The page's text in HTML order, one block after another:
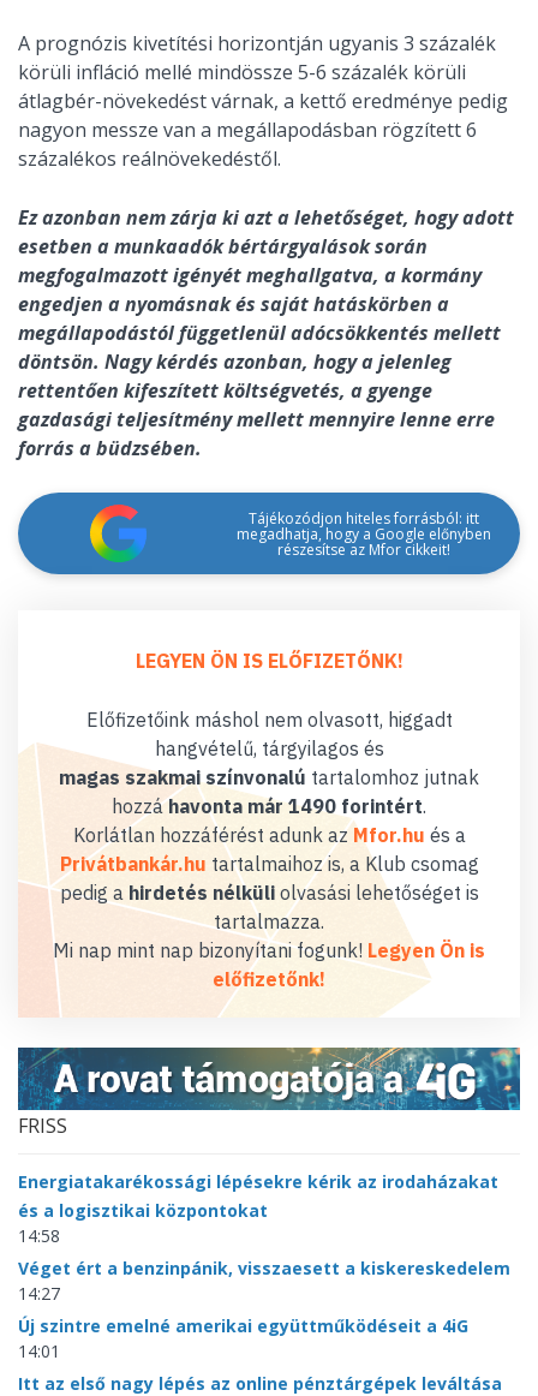
A prognózis kivetítési horizontján ugyanis 3 százalék
körüli infláció mellé mindössze 5-6 százalék körüli
átlagbér-növekedést várnak, a kettő eredménye pedig
nagyon messze van a megállapodásban rögzített 6
százalékos reálnövekedéstől.
Ez azonban nem zárja ki azt a lehetőséget, hogy adott
esetben a munkaadók bértárgyalások során
megfogalmazott igényét meghallgatva, a kormány
engedjen a nyomásnak és saját hatáskörben a
megállapodástól függetlenül adócsökkentés mellett
döntsön. Nagy kérdés azonban, hogy a jelenleg
rettentően kifeszített költségvetés, a gyenge
gazdasági teljesítmény mellett mennyire lenne erre
forrás a büdzsében.
Tájékozódjon hiteles forrásból: itt
megadhatja, hogy a Google előnyben
részesítse az Mfor cikkeit!
LEGYEN ÖN IS ELŐFIZETŐNK!
Előfizetőink máshol nem olvasott, higgadt
hangvételű, tárgyilagos és
magas szakmai színvonalú tartalomhoz jutnak
hozzáhavonta már 1490 forintért.
Korlátlan hozzáférést adunk az Mfor.hu és a
Privátbankár.hu tartalmaihoz is, a Klub csomag
pedig a hirdetés nélküliolvasási lehetőséget is
tartalmazza.
Mi nap mint nap bizonyítani fogunk! Legyen Ön is
előfizetőnk!
FRISS
Energiatakarékossági lépésekre kérik az irodaházakat
és a logisztikai központokat
14:58
Véget ért a benzinpánik, visszaesett a kiskereskedelem
14:27
Új szintre emelné amerikai együttműködéseit a 4iG
14:01
Itt az első nagy lépés az online pénztárgépek leváltása